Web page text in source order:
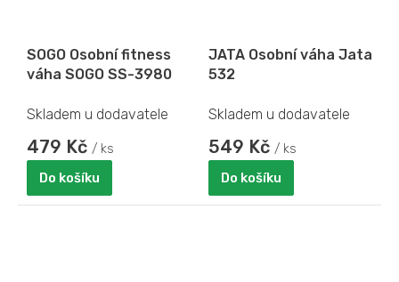
SOGO Osobní fitness
váha SOGO SS-3980
Skladem u dodavatele
479 Kč / ks
Do košíku
JATA Osobní váha Jata
532
Skladem u dodavatele
549 Kč / ks
Do košíku